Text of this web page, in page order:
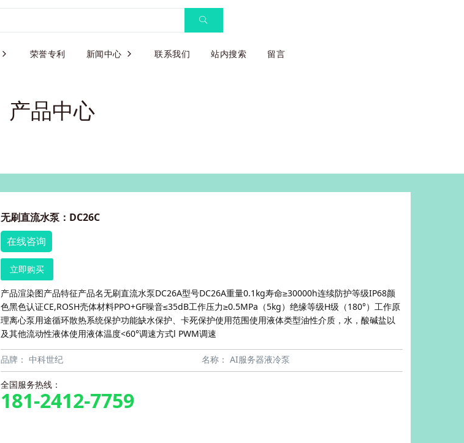
荣誉专利 新闻中心 联系我们 站内搜索 留言
产品中心
无刷直流水泵：DC26C
在线咨询
立即购买
产品渲染图产品特征产品名无刷直流水泵DC26A型号DC26A重量0.1kg寿命≥30000h连续防护等级IP68颜
色黑色认证CE,ROSH壳体材料PPO+GF噪音≤35dB工作压力≥0.5MPa（5kg）绝缘等级H级（180°）工作原
理离心泵用途循环散热系统保护功能缺水保护、卡死保护使用范围使用液体类型油性介质，水，酸碱盐以
及其他流动性液体使用液体温度<60°调速方式l PWM调速
品牌： 中科世纪 名称： AI服务器液冷泵
全国服务热线：
181-2412-7759